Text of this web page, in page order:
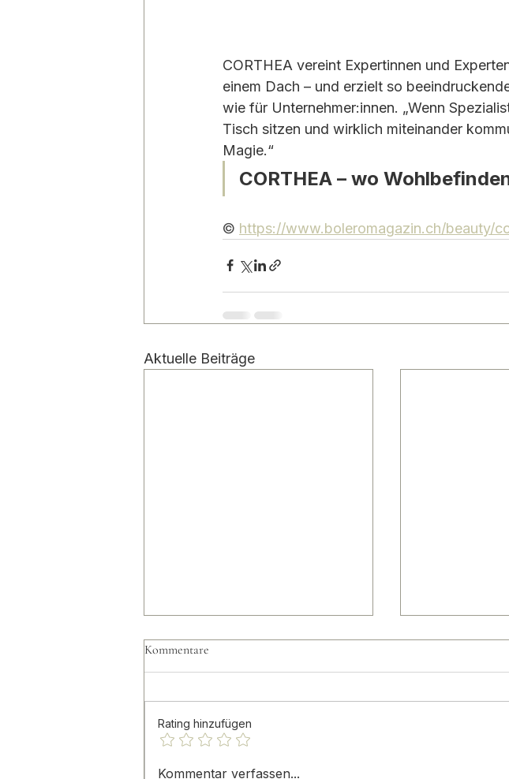
CORTHEA vereint Expertinnen und
einem Dach – und erzielt so
wie für Unternehmer:innen. „Wenn
Tisch sitzen und wirklich miteinander
Magie.“
CORTHEA – wo
© https://www.boleromagazin.ch/beauty/
Aktuelle Beiträge
CORTHEA im Tirolerin
Kommentare
Rating hinzufügen
Kommentar verfassen...